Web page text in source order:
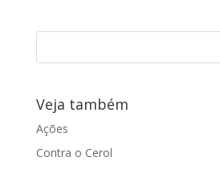
Veja também
Ações
Contra o Cerol